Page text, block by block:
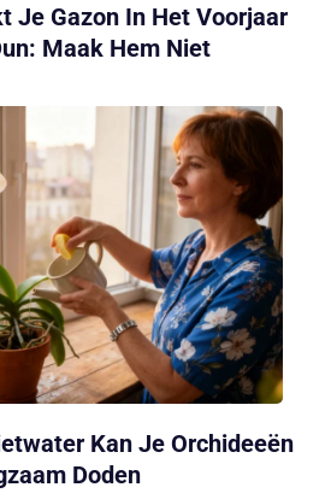
Je Gazon In Het Voorjaar
Maak Hem Niet
Kan Je Orchideeën
Doden